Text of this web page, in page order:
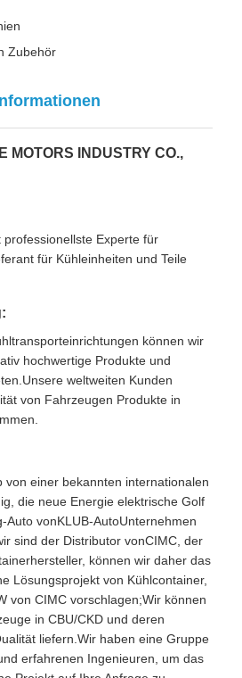
Zubehör
MOTORS INDUSTRY CO.,
Experte für
für Kühleinheiten und Teile
können wir
hochwertige Produkte und
weltweiten Kunden
von Fahrzeugen Produkte in
von einer bekannten internationalen
, die neue Energie elektrische Golf
Auto vonKLUB-AutoUnternehmen
sind der Distributor vonCIMC, der
können wir daher das
Lösungsprojekt von Kühlcontainer,
von CIMC vorschlagen;Wir können
in CBU/CKD und deren
liefern.Wir haben eine Gruppe
erfahrenen Ingenieuren, um das